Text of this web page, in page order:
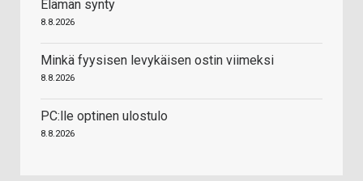
Elämän synty
8.8.2026
Minkä fyysisen levykäisen ostin viimeksi
8.8.2026
PC:lle optinen ulostulo
8.8.2026